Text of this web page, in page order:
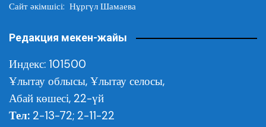
Сайт әкімшісі: Нұргүл Шамаева
Редакция мекен-жайы
Индекс: 101500
Ұлытау облысы, Ұлытау селосы,
Абай көшесі, 22-үй
Тел: 2-13-72; 2-11-22